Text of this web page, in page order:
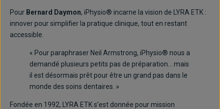
Pour Bernard Daymon, iPhysio® incarne la vision de LYRA ETK :
innover pour simplifier la pratique clinique, tout en restant
accessible.
« Pour paraphraser Neil Armstrong, iPhysio® nous a
demandé plusieurs petits pas de préparation… mais
il est désormais prêt pour être un grand pas dans le
monde des soins dentaires. »
Fondée en 1992, LYRA ETK s’est donnée pour mission